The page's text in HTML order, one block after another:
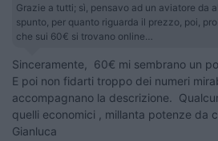
Grazie a tutti; sì, pensavo ad un aviatore da
spunto, per quanto riguarda il prezzo, poi,
che sui 60€ si trovano online…
Sinceramente, 60€ mi sembrano un
E poi non fidarti troppo dei numeri
accompagnano la descrizione.
quelli economici , millanta potenze da
Gianluca